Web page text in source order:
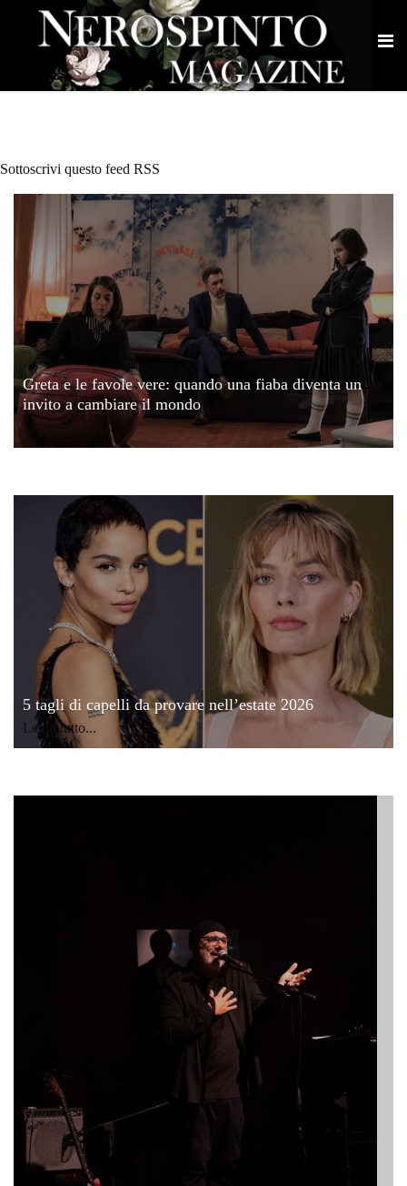
Sottoscrivi questo feed RSS
Greta e le favole vere: quando una fiaba diventa un
invito a cambiare il mondo
Leggi tutto...
5 tagli di capelli da provare nell’estate 2026
Leggi tutto...